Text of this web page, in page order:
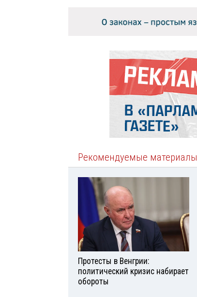
Рекомендуемые материалы
Протесты в Венгрии:
политический кризис набирает
обороты